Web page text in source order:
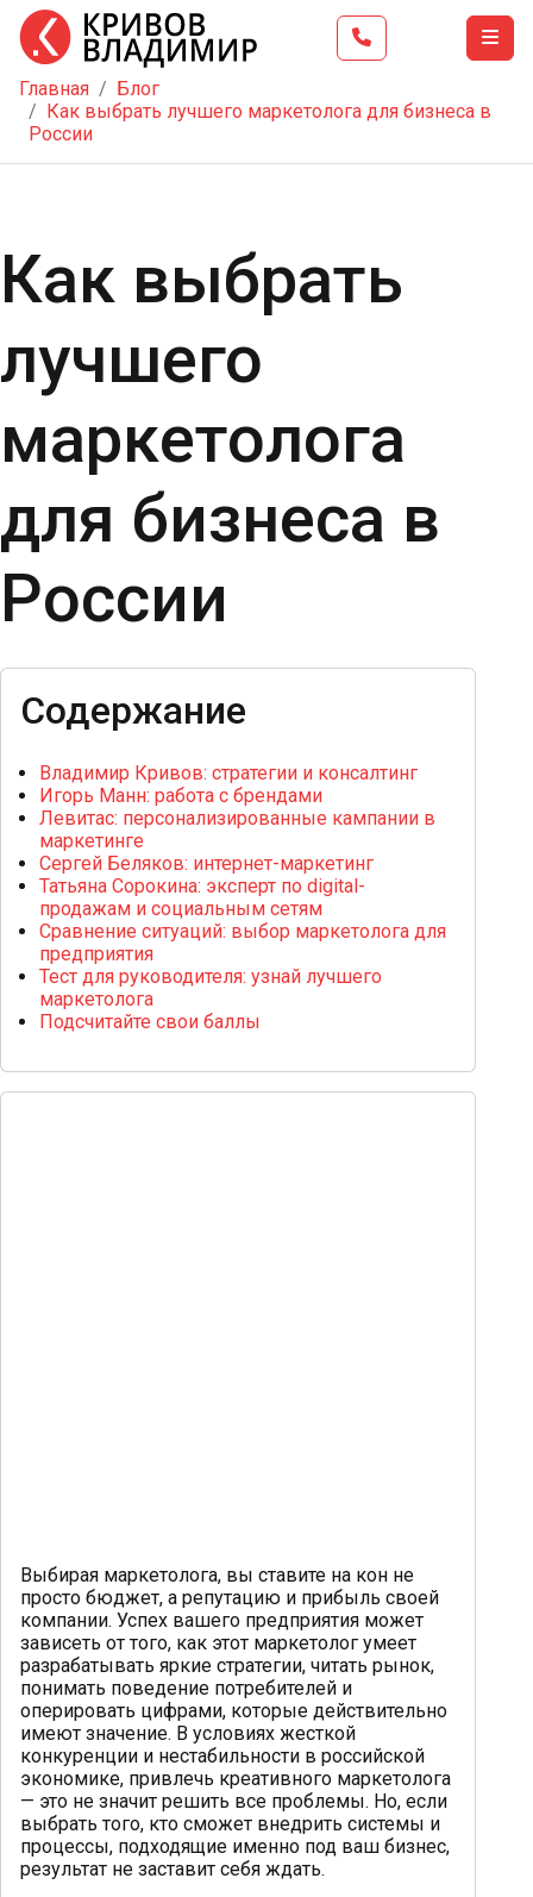
Главная
Тренинг
Услуги
Блог
Контакты
Главная
Блог
Как выбрать лучшего маркетолога для бизнеса в
России
Как выбрать
лучшего
маркетолога
для бизнеса в
России
Содержание
Владимир Кривов: стратегии и консалтинг
Игорь Манн: работа с брендами
Левитас: персонализированные кампании в
маркетинге
Сергей Беляков: интернет-маркетинг
Татьяна Сорокина: эксперт по digital-
продажам и социальным сетям
Сравнение ситуаций: выбор маркетолога для
предприятия
Тест для руководителя: узнай лучшего
маркетолога
Подсчитайте свои баллы
Выбирая маркетолога, вы ставите на кон не
просто бюджет, а репутацию и прибыль своей
компании. Успех вашего предприятия может
зависеть от того, как этот маркетолог умеет
разрабатывать яркие стратегии, читать рынок,
понимать поведение потребителей и
оперировать цифрами, которые действительно
имеют значение. В условиях жесткой
конкуренции и нестабильности в российской
экономике, привлечь креативного маркетолога
— это не значит решить все проблемы. Но, если
выбрать того, кто сможет внедрить системы и
процессы, подходящие именно под ваш бизнес,
результат не заставит себя ждать.